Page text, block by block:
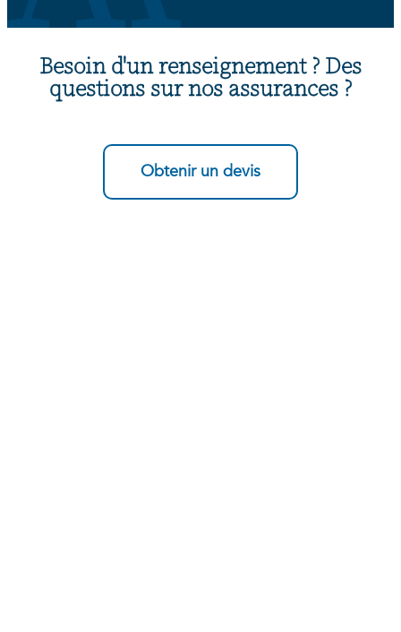
Besoin d'un renseignement ? Des
questions sur nos assurances ?
Obtenir un devis